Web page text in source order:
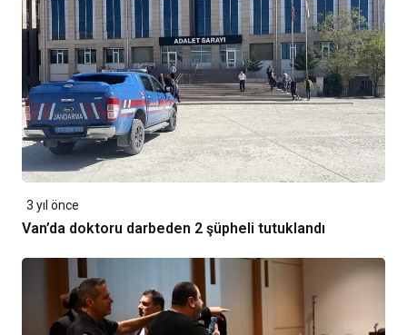
3 yıl önce
Van’da doktoru darbeden 2 şüpheli tutuklandı